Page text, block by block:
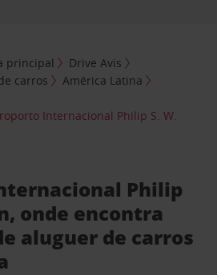
principal
Drive Avis
carros
América Latina
Internacional Philip S. W.
Philip
onde encontra
aluguer de carros